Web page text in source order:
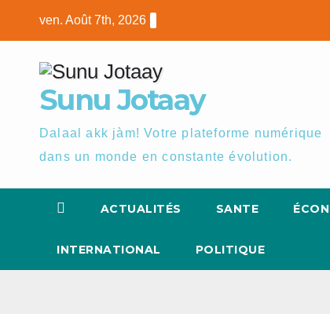
ven. Août 7th, 2026
Sunu Jotaay
Dalaal akk jàm! Votre plateforme numérique
dans un monde en constante évolution.
ACTUALITÉS SANTE
INTERNATIONAL POLITIQUE